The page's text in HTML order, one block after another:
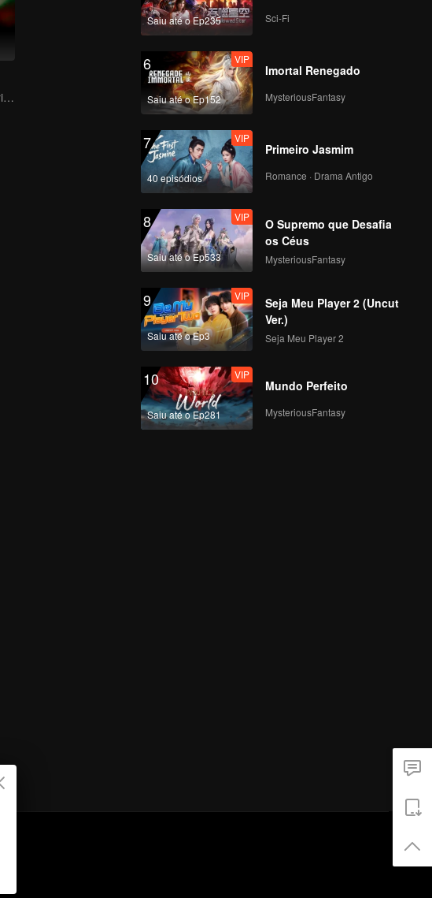
Cinco Casos Aterrorizantes! Li Muchen e Xuan Lu Unem-se pela Justiça
Saiu até o Ep235 Sci-Fi
6
Saiu até o Ep152
VIP
Imortal Renegado
MysteriousFantasy
7
40 episódios
VIP
Primeiro Jasmim
Romance · Drama Antigo
8
Saiu até o Ep533
VIP
O Supremo que Desafia
os Céus
MysteriousFantasy
9
Saiu até o Ep3
VIP
Seja Meu Player 2 (Uncut
Ver.)
Seja Meu Player 2
10
Saiu até o Ep281
VIP
Mundo Perfeito
MysteriousFantasy